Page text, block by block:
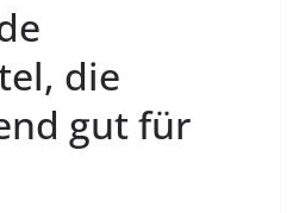
die
gut für